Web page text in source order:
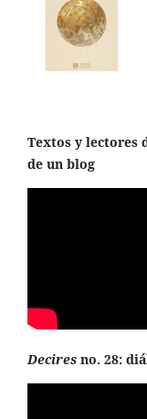
Textos y lectores
de un blog
Decires no. 28: